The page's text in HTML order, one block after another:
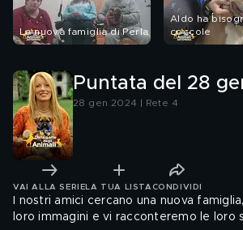
La nuova famiglia di Perla
Aldo ha
coccole
Puntata del 28
28 gen 2024 | Rete 4
VAI ALLA SERIE LA TUA LISTA CONDIVIDI
I nostri amici cercano una nuova
loro immagini e vi racconteremo le loro